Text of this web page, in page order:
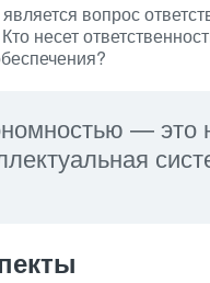
вопрос
несет
— это